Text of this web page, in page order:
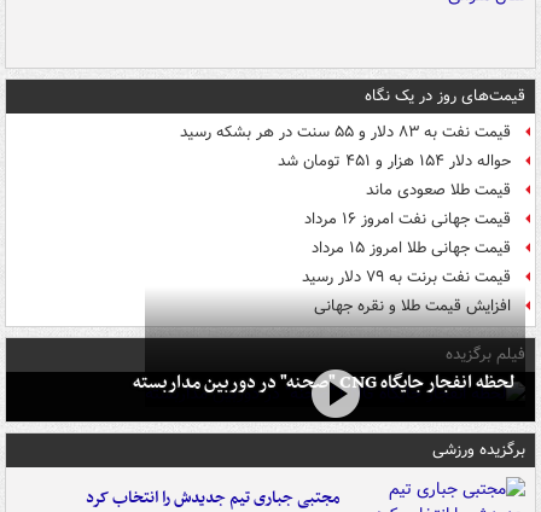
قیمت‌های روز در یک نگاه
قیمت نفت به ۸۳ دلار و ۵۵ سنت در هر بشکه رسید
حواله دلار ۱۵۴ هزار و ۴۵۱ تومان شد
قیمت طلا صعودی ماند
قیمت جهانی نفت امروز ۱۶ مرداد
قیمت جهانی طلا امروز ۱۵ مرداد
قیمت نفت برنت به ۷۹ دلار رسید
افزایش قیمت طلا و نقره جهانی
فیلم برگزیده
لحظه انفجار جایگاه CNG "صحنه" در دوربین مداربسته
برگزیده ورزشی
مجتبی جباری تیم جدیدش را انتخاب کرد